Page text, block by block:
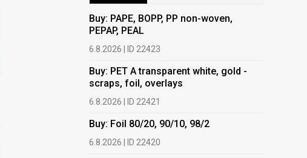
Buy: PAPE, BOPP, PP non-woven,
PEPAP, PEAL
6.8.2026 | ID 22423
Buy: PET A transparent white, gold -
scraps, foil, overlays
6.8.2026 | ID 22421
Buy: Foil 80/20, 90/10, 98/2
6.8.2026 | ID 22420